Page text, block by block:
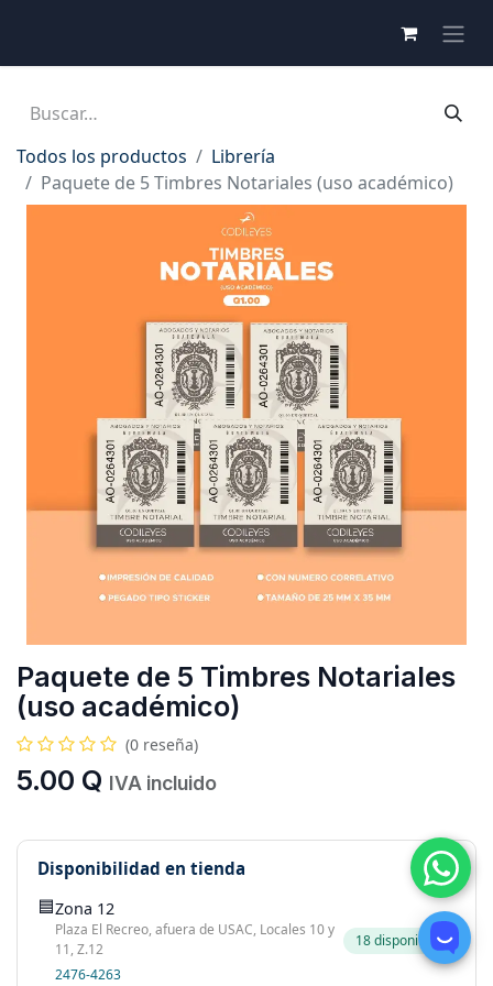
Todos los productos
Librería
Paquete de 5 Timbres Notariales (uso académico)
Paquete de 5 Timbres Notariales
(uso académico)
(0 reseña)
5.00 Q IVA incluido
Disponibilidad en tienda
🟦Zona 12
Plaza El Recreo, afuera de USAC, Locales 10 y
11, Z.12
2476-4263
18 disponibles